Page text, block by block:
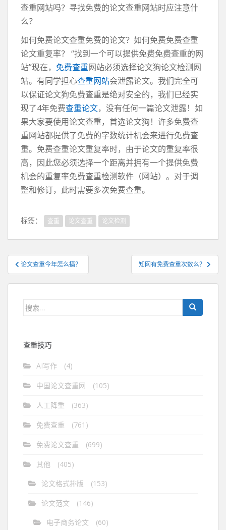
查重网站吗？寻找免费的论文查重网站时应注意什
么？
如何免费论文查重免费的论文？如何免费免费查重
论文重复率？ “找到一个可以提供免费免费查重的网
站”现在， 免费查重网站必须选择论文狗论文检测网
站。有同学担心查重网站会泄露论文。我们完全可
以保证论文狗免费查重是绝对安全的，我们已经实
现了4年免费查重论文，没有任何一篇论文泄露！如
果大家要使用论文查重，首选论文狗！许多免费查
重网站都提供了免费的字数统计机会来进行免费查
重。免费查重论文重复率时，由于论文的重复率很
高，因此您必须选择一个距离并拥有一个提供免费
机会的重复率免费查重检测软件（网站）。对于调
整和修订，此时需要多次免费查重。
标签： 查重 论文查重 论文检测
文
章
导
论文查重今年怎么搞？ 知网有免费查重次数么？
搜
查重技巧
AI写作 (4)
中国论文查重网 (105)
人工降重 (363)
免费查重 (761)
免费论文查重 (699)
其他
(405)
论文格式排版
(153)
论文范文
(146)
电子商务论文
(60)